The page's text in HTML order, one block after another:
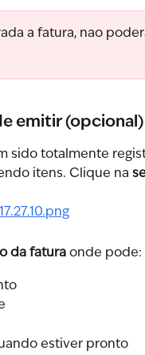
a fatura, nao
emitir (opcional)
sido totalmente
itens. Clique na
da fatura onde pode:
estiver pronto